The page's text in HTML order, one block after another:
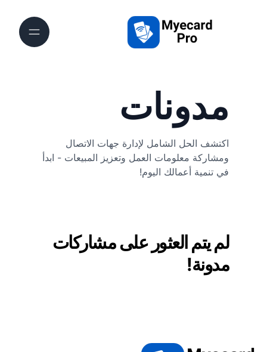
مدونات
اكتشف الحل الشامل لإدارة جهات الاتصال
ومشاركة معلومات العمل وتعزيز المبيعات - ابدأ
في تنمية أعمالك اليوم!
لم يتم العثور على مشاركات
مدونة!